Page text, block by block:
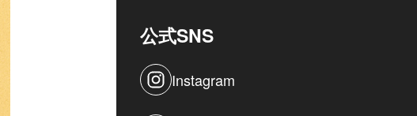
公式SNS
Instagram